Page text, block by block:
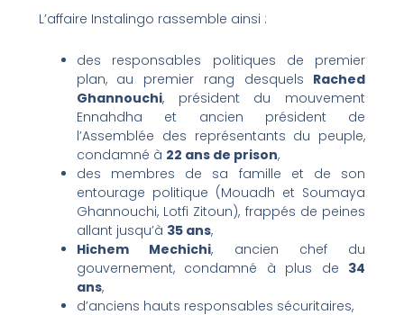
L’affaire Instalingo rassemble ainsi :
des responsables politiques de premier
plan, au premier rang desquels Rached
Ghannouchi, président du mouvement
Ennahdha et ancien président de
l’Assemblée des représentants du peuple,
condamné à 22 ans de prison,
des membres de sa famille et de son
entourage politique (Mouadh et Soumaya
Ghannouchi, Lotfi Zitoun), frappés de peines
allant jusqu’à 35 ans,
Hichem Mechichi, ancien chef du
gouvernement, condamné à plus de 34
ans,
d’anciens hauts responsables sécuritaires,